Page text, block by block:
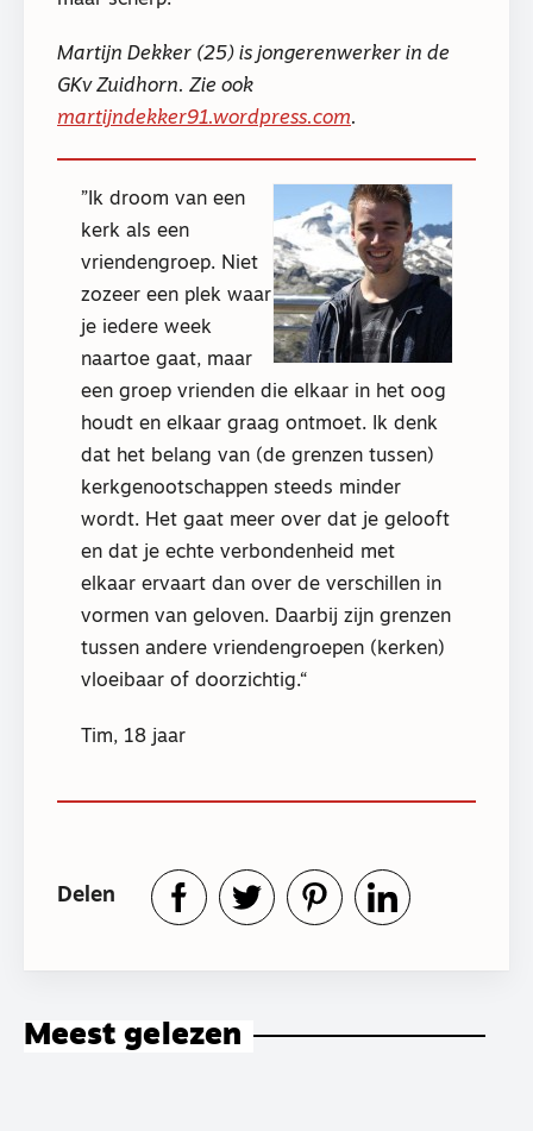
Martijn Dekker (25) is jongerenwerker in de
GKv Zuidhorn. Zie ook
martijndekker91.wordpress.com.
Ik droom van een
kerk als een
vriendengroep. Niet
zozeer een plek waar
je iedere week
naartoe gaat, maar
een groep vrienden die elkaar in het oog
houdt en elkaar graag ontmoet. Ik denk
dat het belang van (de grenzen tussen)
kerkgenootschappen steeds minder
wordt. Het gaat meer over dat je gelooft
en dat je echte verbondenheid met
elkaar ervaart dan over de verschillen in
vormen van geloven. Daarbij zijn grenzen
tussen andere vriendengroepen (kerken)
vloeibaar of doorzichtig.
Tim, 18 jaar
Delen
Meest gelezen